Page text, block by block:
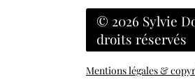
© 2026 Sylvie
droits réservés
Mentions légales &